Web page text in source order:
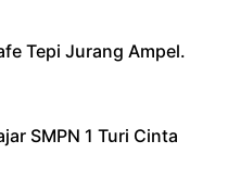
Tepi Jurang Ampel.
SMPN 1 Turi Cinta